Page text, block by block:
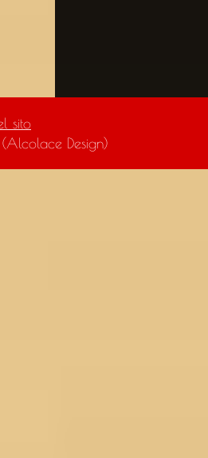
sito
Design)